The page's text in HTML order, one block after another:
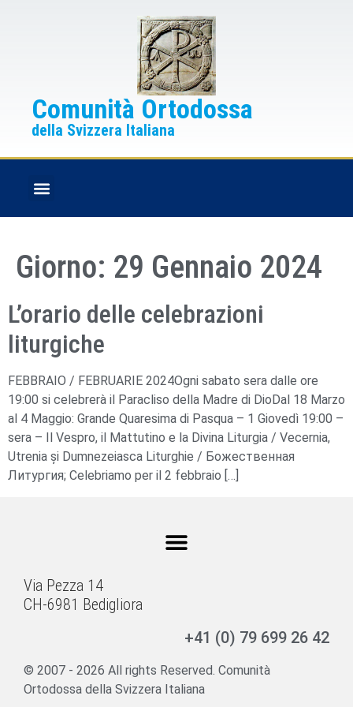
Comunità Ortodossa
della Svizzera Italiana
Giorno: 29 Gennaio 2024
L’orario delle celebrazioni
liturgiche
FEBBRAIO / FEBRUARIE 2024Ogni sabato sera dalle ore
19:00 si celebrerà il Paracliso della Madre di DioDal 18 Marzo
al 4 Maggio: Grande Quaresima di Pasqua – 1 Giovedì 19:00 –
sera – Il Vespro, il Mattutino e la Divina Liturgia / Vecernia,
Utrenia și Dumnezeiasca Liturghie / Божественная
Литургия; Celebriamo per il 2 febbraio […]
Via Pezza 14
CH-6981 Bedigliora
+41 (0) 79 699 26 42
© 2007 - 2026 All rights Reserved. Comunità
Ortodossa della Svizzera Italiana​